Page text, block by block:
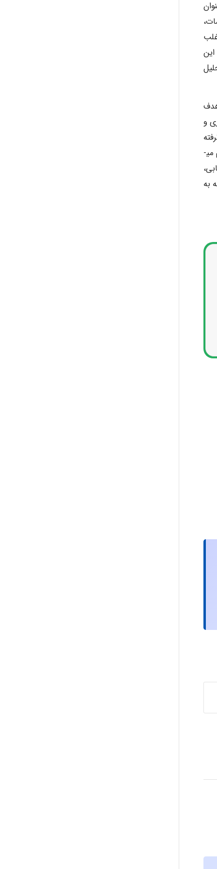
و
می شود. همچنین در مورد مراکز توزیع که فعالیت انبار کردن دارویی و توزیع کالاهای بهداشتی و یا تجهیزات پزشکی را انجام می­
به